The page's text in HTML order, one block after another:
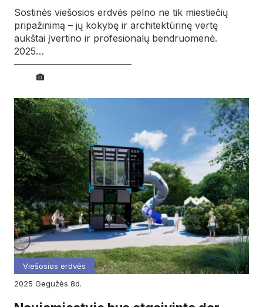
Sostinės viešosios erdvės pelno ne tik miestiečių
pripažinimą – jų kokybę ir architektūrinę vertę
aukštai įvertino ir profesionalų bendruomenė.
2025…
Viešosios erdvės
2025
gegužės 8d.